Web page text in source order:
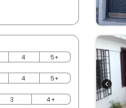
4 5+
4 5+
3 4+